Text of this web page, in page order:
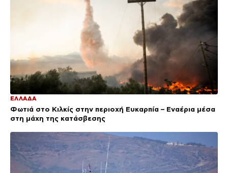
ΕΛΛΑΔΑ
Φωτιά στο Κιλκίς στην περιοχή Ευκαρπία – Εναέρια μέσα
στη μάχη της κατάσβεσης